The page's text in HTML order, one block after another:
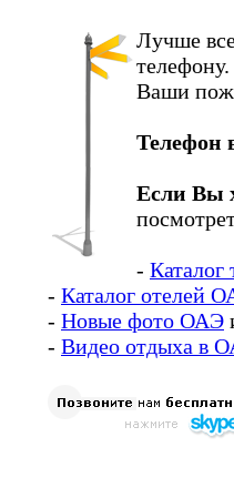
Лучше
Ваши
Телефон
Если Вы
-
- Каталог отелей
- Новые фото ОАЭ
- Видео отдыха в